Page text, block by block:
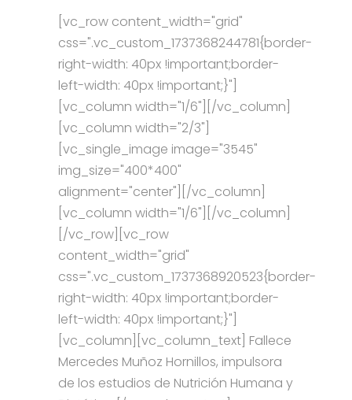
[vc_row content_width="grid"
css=".vc_custom_1737368244781{border-
right-width: 40px !important;border-
left-width: 40px !important;}"]
[vc_column width="1/6"][/vc_column]
[vc_column width="2/3"]
[vc_single_image image="3545"
img_size="400*400"
alignment="center"][/vc_column]
[vc_column width="1/6"][/vc_column]
[/vc_row][vc_row
content_width="grid"
css=".vc_custom_1737368920523{border-
right-width: 40px !important;border-
left-width: 40px !important;}"]
[vc_column][vc_column_text] Fallece
Mercedes Muñoz Hornillos, impulsora
de los estudios de Nutrición Humana y